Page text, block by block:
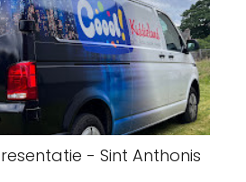
- Sint Anthonis